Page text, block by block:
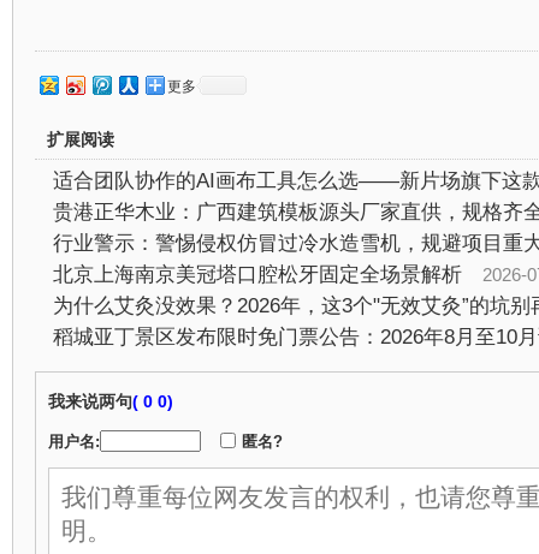
更多
扩展阅读
行业警示：警惕侵权仿冒过冷水造雪机，规避项目重
北京上海南京美冠塔口腔松牙固定全场景解析
2026-07-
为什么艾灸没效果？2026年，这3个"无效艾灸”的坑别
我来说两句( 0 0)
用户名: 匿名?